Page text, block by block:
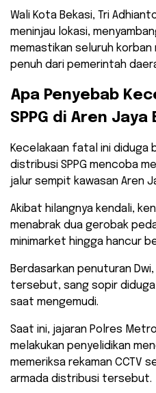
Wali Kota Bekasi, Tri
meninjau lokasi,
memastikan seluruh korban
penuh dari pemerintah
​Apa Penyebab
SPPG di Aren Jaya
​Kecelakaan fatal ini diduga
distribusi SPPG mencoba
jalur sempit kawasan Aren
Akibat hilangnya kendali,
menabrak dua gerobak
minimarket hingga hancur
Berdasarkan penuturan
tersebut, sang sopir
saat mengemudi.
Saat ini, jajaran Polres
melakukan penyelidikan
memeriksa rekaman CCTV
armada distribusi tersebut.